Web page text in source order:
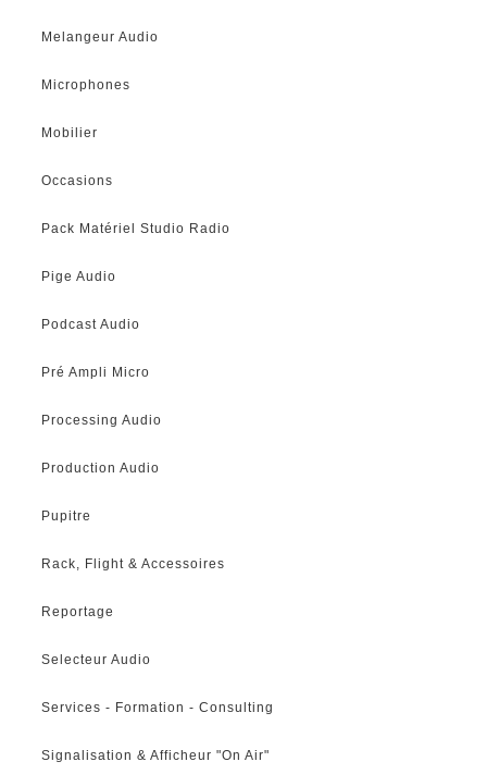
Melangeur Audio
Microphones
Mobilier
Occasions
Pack Matériel Studio Radio
Pige Audio
Podcast Audio
Pré Ampli Micro
Processing Audio
Production Audio
Pupitre
Rack, Flight & Accessoires
Reportage
Selecteur Audio
Services - Formation - Consulting
Signalisation & Afficheur "On Air"